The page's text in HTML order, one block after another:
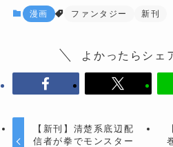
漫画 ファンタジー 新刊
よかったらシェ
【新刊】清楚系底辺配
信者が拳でモンスター